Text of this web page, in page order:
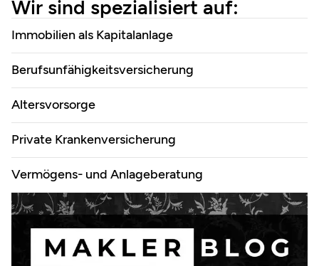
Wir sind spezialisiert auf:
Immobilien als Kapitalanlage
Berufsunfähigkeitsversicherung
Altersvorsorge
Private Krankenversicherung
Vermögens- und Anlageberatung